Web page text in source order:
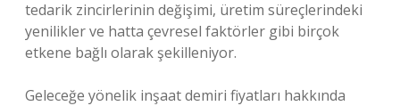
tedarik zincirlerinin değişimi, üretim süreçlerindeki
yenilikler ve hatta çevresel faktörler gibi birçok
etkene bağlı olarak şekilleniyor.
Geleceğe yönelik inşaat demiri fiyatları hakkında